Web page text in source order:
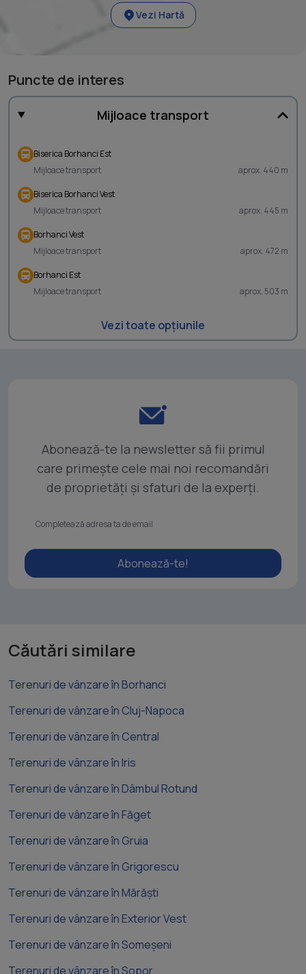
Vezi Hartă
Puncte de interes
Mijloace transport
Biserica Borhanci Est
Mijloace transport
aprox. 440 m
Biserica Borhanci Vest
Mijloace transport
aprox. 445 m
Borhanci Vest
Mijloace transport
aprox. 472 m
Borhanci Est
Mijloace transport
aprox. 503 m
Vezi toate opțiunile
Abonează-te la newsletter să fii primul
care primește cele mai noi recomandări
de proprietăți și sfaturi de la experți.
Abonează-te!
Căutări similare
Terenuri de vânzare în Borhanci
Terenuri de vânzare în Cluj-Napoca
Terenuri de vânzare în Central
Terenuri de vânzare în Iris
Terenuri de vânzare în Dâmbul Rotund
Terenuri de vânzare în Făget
Terenuri de vânzare în Gruia
Terenuri de vânzare în Grigorescu
Terenuri de vânzare în Mărăști
Terenuri de vânzare în Exterior Vest
Terenuri de vânzare în Someșeni
Terenuri de vânzare în Sopor